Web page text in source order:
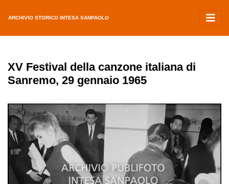
ARCHIVIO STORICO INTESA SANPAOLO
XV Festival della canzone italiana di
Sanremo, 29 gennaio 1965